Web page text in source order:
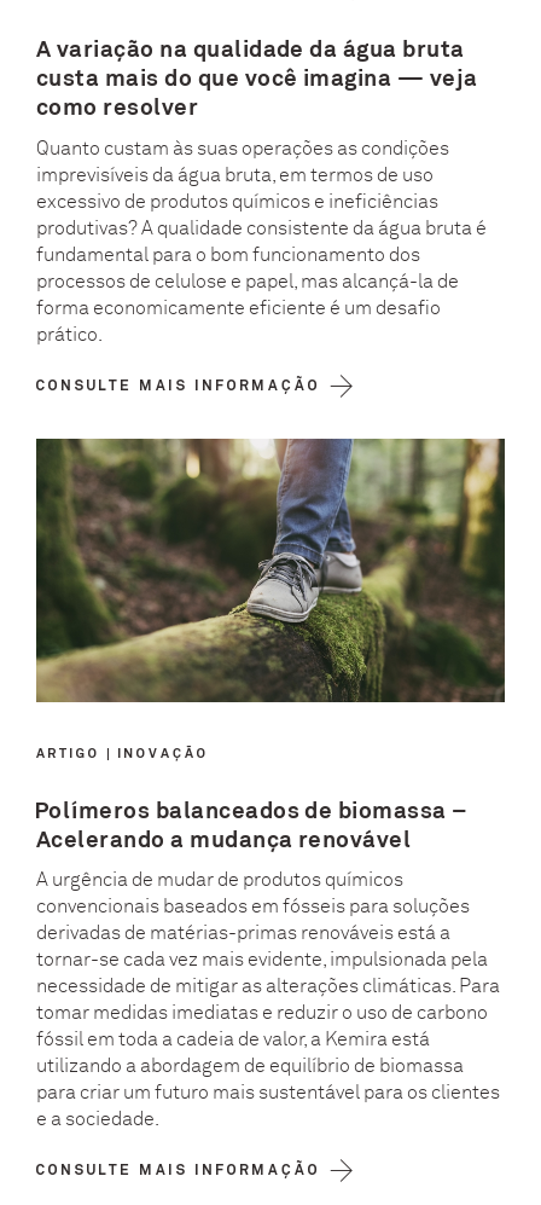
A variação na qualidade da água bruta
custa mais do que você imagina — veja
como resolver
Quanto custam às suas operações as condições
imprevisíveis da água bruta, em termos de uso
excessivo de produtos químicos e ineficiências
produtivas? A qualidade consistente da água bruta é
fundamental para o bom funcionamento dos
processos de celulose e papel, mas alcançá-la de
forma economicamente eficiente é um desafio
prático.
CONSULTE MAIS INFORMAÇÃO
ARTIGO INOVAÇÃO
Polímeros balanceados de biomassa –
Acelerando a mudança renovável
A urgência de mudar de produtos químicos
convencionais baseados em fósseis para soluções
derivadas de matérias-primas renováveis ​​está a
tornar-se cada vez mais evidente, impulsionada pela
necessidade de mitigar as alterações climáticas. Para
tomar medidas imediatas e reduzir o uso de carbono
fóssil em toda a cadeia de valor, a Kemira está
utilizando a abordagem de equilíbrio de biomassa
para criar um futuro mais sustentável para os clientes
e a sociedade.
CONSULTE MAIS INFORMAÇÃO